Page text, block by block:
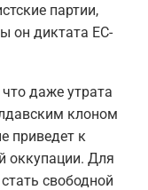
партии,
он диктата ЕС-
даже утрата
клоном
приведет к
оккупации. Для
свободной